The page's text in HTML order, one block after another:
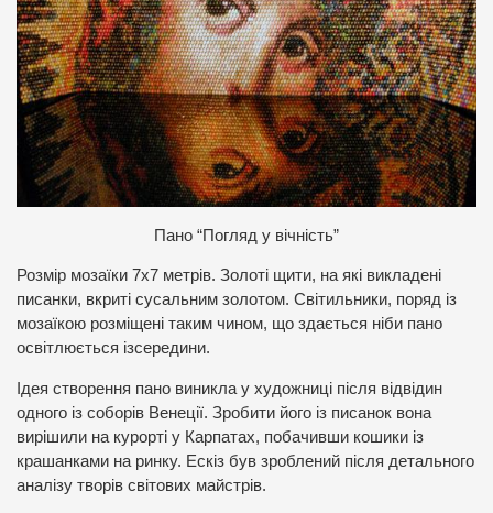
Пано “Погляд у вічність”
Розмір мозаїки 7х7 метрів. Золоті щити, на які викладені
писанки, вкриті сусальним золотом. Світильники, поряд із
мозаїкою розміщені таким чином, що здається ніби пано
освітлюється ізсередини.
Ідея створення пано виникла у художниці після відвідин
одного із соборів Венеції. Зробити його із писанок вона
вирішили на курорті у Карпатах, побачивши кошики із
крашанками на ринку. Ескіз був зроблений після детального
аналізу творів світових майстрів.